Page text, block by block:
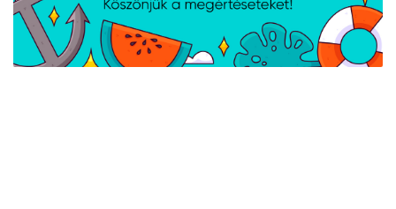
DVI-D portok
száma
DisplayPort száma
3